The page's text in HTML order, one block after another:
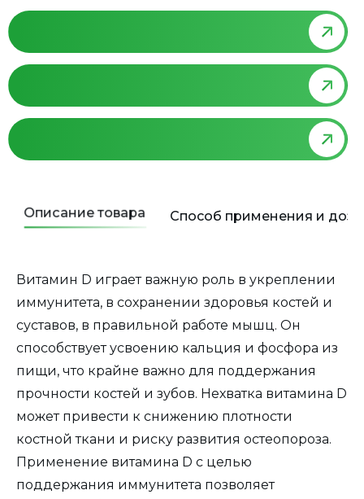
Описание товара Способ применения и дозы
Витамин D играет важную роль в укреплении
иммунитета, в сохранении здоровья костей и
суставов, в правильной работе мышц. Он
способствует усвоению кальция и фосфора из
пищи, что крайне важно для поддержания
прочности костей и зубов. Нехватка витамина D
может привести к снижению плотности
костной ткани и риску развития остеопороза.
Применение витамина D с целью
поддержания иммунитета позволяет